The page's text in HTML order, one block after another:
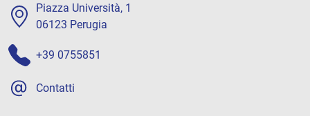
Piazza Università, 1
06123 Perugia
+39 0755851
Contatti